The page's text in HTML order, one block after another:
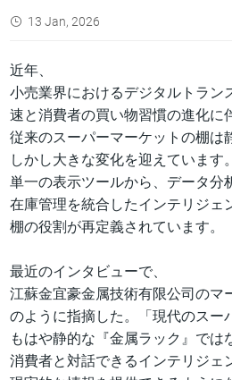
13 Jan, 2026
近年、
小売業界におけるデジタルトラン
速と消費者の買い物習慣の進化に
従来のスーパーマーケットの棚は
しかし大きな変化を迎えています。
単一の表示ツールから、データ分
在庫管理を統合したインテリジェ
棚の役割が再定義されています。
最近のインタビューで、
江蘇金宜豪金属技術有限公司のマ
のように指摘した。「現代のスー
もはや静的な『金属ラック』では
消費者と対話できるインテリジェ